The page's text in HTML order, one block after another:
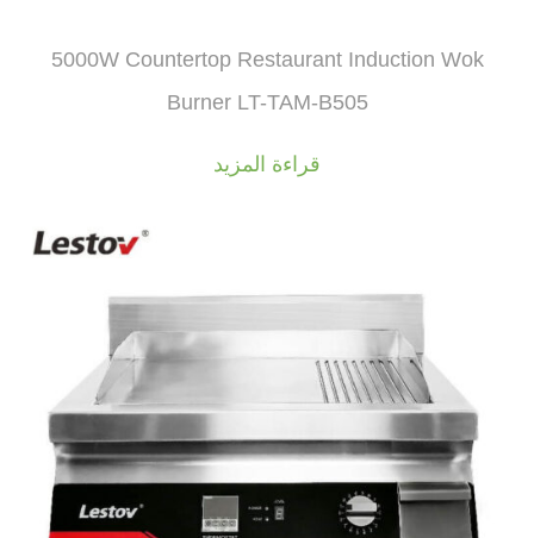
5000W Countertop Restaurant Induction Wok
Burner LT-TAM-B505
قراءة المزيد